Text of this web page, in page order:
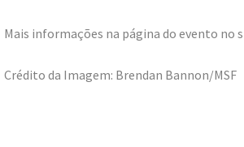
Mais informações na página do evento no
Crédito da Imagem: Brendan Bannon/MSF